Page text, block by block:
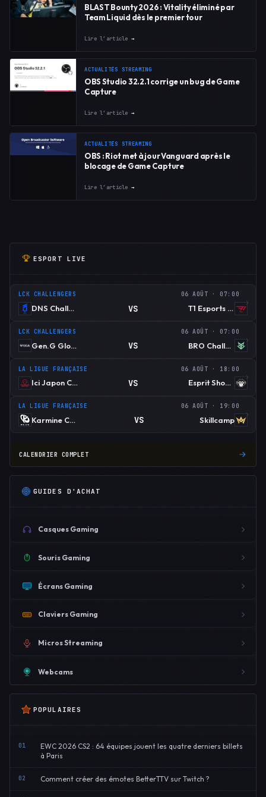
BLAST Bounty 2026 : Vitality éliminé par
Team Liquid dès le premier tour
Lire l’article →
ACTUALITÉS STREAMING
OBS Studio 32.2.1 corrige un bug de Game
Capture
Lire l’article →
ACTUALITÉS STREAMING
OBS : Riot met à jour Vanguard après le
blocage de Game Capture
Lire l’article →
ESPORT LIVE
LCK CHALLENGERS 06 AOÛT · 07:00
DNS Challengers VS T1 Esports Academy
LCK CHALLENGERS 06 AOÛT · 07:00
Gen.G Global Academy VS BRO Challengers
LA LIGUE FRANÇAISE 06 AOÛT · 18:00
Ici Japon Corp VS Esprit Shonen
LA LIGUE FRANÇAISE 06 AOÛT · 19:00
Karmine Corp Blue VS Skillcamp
CALENDRIER COMPLET
GUIDES D'ACHAT
Casques Gaming
Souris Gaming
Écrans Gaming
Claviers Gaming
Micros Streaming
Webcams
POPULAIRES
01
EWC 2026 CS2 : 64 équipes jouent les quatre derniers billets
à Paris
02 Comment créer des émotes BetterTTV sur Twitch ?